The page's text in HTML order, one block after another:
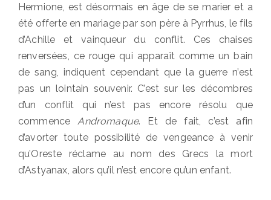
Hermione, est désormais en âge de se marier et a
été offerte en mariage par son père à Pyrrhus, le fils
d’Achille et vainqueur du conflit. Ces chaises
renversées, ce rouge qui apparaît comme un bain
de sang, indiquent cependant que la guerre n’est
pas un lointain souvenir. C’est sur les décombres
d’un conflit qui n’est pas encore résolu que
commence Andromaque. Et de fait, c’est afin
d’avorter toute possibilité de vengeance à venir
qu’Oreste réclame au nom des Grecs la mort
d’Astyanax, alors qu’il n’est encore qu’un enfant.